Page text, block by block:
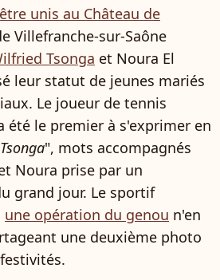
unis au Château de
Villefranche-sur-Saône
Tsonga et Noura El
leur statut de jeunes mariés
Le joueur de tennis
été le premier à s'exprimer en
", mots accompagnés
Noura prise par un
grand jour. Le sportif
une opération du genou n'en
une deuxième photo